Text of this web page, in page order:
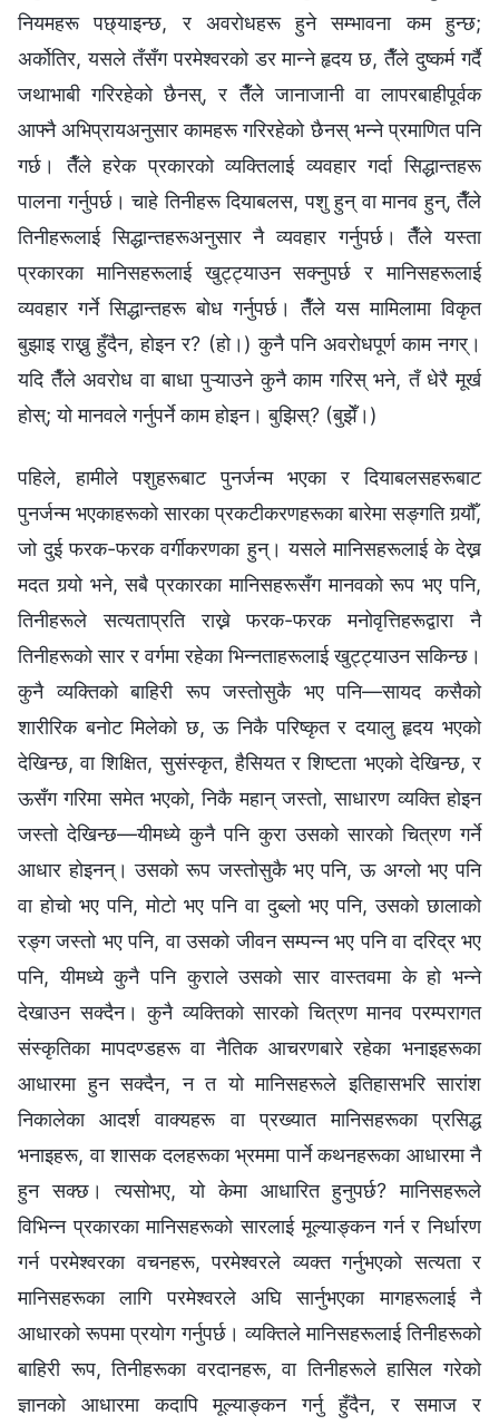
नियमहरू पछ्याइन्छ, र अवरोधहरू हुने सम्भावना कम हुन्छ;
अर्कोतिर, यसले तँसँग परमेश्‍वरको डर मान्‍ने हृदय छ, तैँले दुष्कर्म गर्दै
जथाभाबी गरिरहेको छैनस्, र तैँले जानाजानी वा लापरबाहीपूर्वक
आफ्नै अभिप्रायअनुसार कामहरू गरिरहेको छैनस् भन्‍ने प्रमाणित पनि
गर्छ। तैँले हरेक प्रकारको व्यक्तिलाई व्यवहार गर्दा सिद्धान्तहरू
पालना गर्नुपर्छ। चाहे तिनीहरू दियाबलस, पशु हुन् वा मानव हुन्, तैँले
तिनीहरूलाई सिद्धान्तहरूअनुसार नै व्यवहार गर्नुपर्छ। तैँले यस्ता
प्रकारका मानिसहरूलाई खुट्ट्याउन सक्नुपर्छ र मानिसहरूलाई
व्यवहार गर्ने सिद्धान्तहरू बोध गर्नुपर्छ। तैँले यस मामिलामा विकृत
बुझाइ राख्नु हुँदैन, होइन र? (हो।) कुनै पनि अवरोधपूर्ण काम नगर्।
यदि तैँले अवरोध वा बाधा पुऱ्याउने कुनै काम गरिस् भने, तँ धेरै मूर्ख
होस्; यो मानवले गर्नुपर्ने काम होइन। बुझिस्? (बुझेँ।)
पहिले, हामीले पशुहरूबाट पुनर्जन्म भएका र दियाबलसहरूबाट
पुनर्जन्म भएकाहरूको सारका प्रकटीकरणहरूका बारेमा सङ्गति गर्‍यौँ,
जो दुई फरक-फरक वर्गीकरणका हुन्। यसले मानिसहरूलाई के देख्न
मदत गर्‍यो भने, सबै प्रकारका मानिसहरूसँग मानवको रूप भए पनि,
तिनीहरूले सत्यताप्रति राख्ने फरक-फरक मनोवृत्तिहरूद्वारा नै
तिनीहरूको सार र वर्गमा रहेका भिन्‍नताहरूलाई खुट्ट्याउन सकिन्छ।
कुनै व्यक्तिको बाहिरी रूप जस्तोसुकै भए पनि—सायद कसैको
शारीरिक बनोट मिलेको छ, ऊ निकै परिष्कृत र दयालु हृदय भएको
देखिन्छ, वा शिक्षित, सुसंस्कृत, हैसियत र शिष्टता भएको देखिन्छ, र
ऊसँग गरिमा समेत भएको, निकै महान् जस्तो, साधारण व्यक्ति होइन
जस्तो देखिन्छ—यीमध्ये कुनै पनि कुरा उसको सारको चित्रण गर्ने
आधार होइनन्। उसको रूप जस्तोसुकै भए पनि, ऊ अग्लो भए पनि
वा होचो भए पनि, मोटो भए पनि वा दुब्लो भए पनि, उसको छालाको
रङ्ग जस्तो भए पनि, वा उसको जीवन सम्पन्न भए पनि वा दरिद्र भए
पनि, यीमध्ये कुनै पनि कुराले उसको सार वास्तवमा के हो भन्‍ने
देखाउन सक्दैन। कुनै व्यक्तिको सारको चित्रण मानव परम्परागत
संस्कृतिका मापदण्डहरू वा नैतिक आचरणबारे रहेका भनाइहरूका
आधारमा हुन सक्दैन, न त यो मानिसहरूले इतिहासभरि सारांश
निकालेका आदर्श वाक्यहरू वा प्रख्यात मानिसहरूका प्रसिद्ध
भनाइहरू, वा शासक दलहरूका भ्रममा पार्ने कथनहरूका आधारमा नै
हुन सक्छ। त्यसोभए, यो केमा आधारित हुनुपर्छ? मानिसहरूले
विभिन्न प्रकारका मानिसहरूको सारलाई मूल्याङ्कन गर्न र निर्धारण
गर्न परमेश्‍वरका वचनहरू, परमेश्‍वरले व्यक्त गर्नुभएको सत्यता र
मानिसहरूका लागि परमेश्‍वरले अघि सार्नुभएका मागहरूलाई नै
आधारको रूपमा प्रयोग गर्नुपर्छ। व्यक्तिले मानिसहरूलाई तिनीहरूको
बाहिरी रूप, तिनीहरूका वरदानहरू, वा तिनीहरूले हासिल गरेको
ज्ञानको आधारमा कदापि मूल्याङ्कन गर्नु हुँदैन, र समाज र